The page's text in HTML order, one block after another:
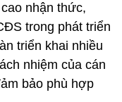
nhận thức,
trong phát triển
triển khai nhiều
nhiệm của cán
bảo phù hợp